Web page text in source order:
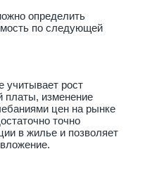
определить
по следующей
учитывает рост
платы, изменение
цен на рынке
точно
в жилье и позволяет